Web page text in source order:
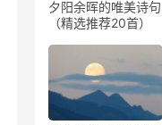
夕阳余晖的唯美诗句
（精选推荐20首）